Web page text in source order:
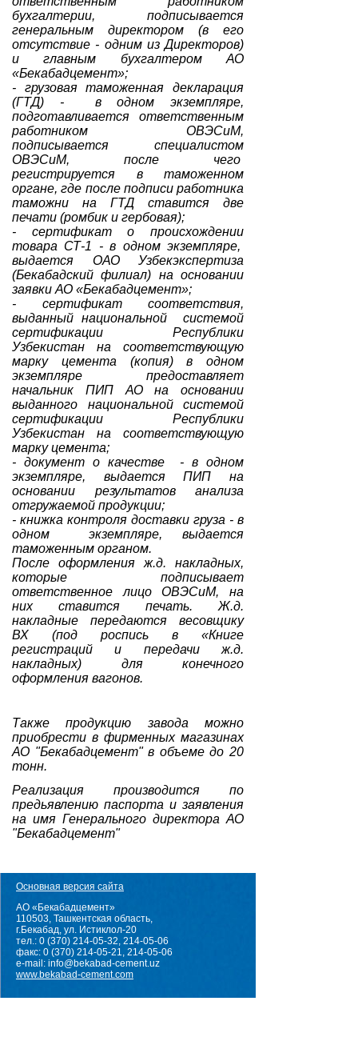
бухгалтерии, подписывается
генеральным директором (в его
отсутствие - одним из Директоров)
и главным бухгалтером АО
«Бекабадцемент»;
- грузовая таможенная декларация
(ГТД) - в одном экземпляре,
подготавливается ответственным
работником ОВЭСиМ,
подписывается специалистом
ОВЭСиМ, после чего
регистрируется в таможенном
органе, где после подписи работника
таможни на ГТД ставится две
печати (ромбик и гербовая);
- сертификат о происхождении
товара СТ-1 - в одном экземпляре,
выдается ОАО Узбекэкспертиза
(Бекабадский филиал) на основании
заявки АО «Бекабадцемент»;
- сертификат соответствия,
выданный национальной системой
сертификации Республики
Узбекистан на соответствующую
марку цемента (копия) в одном
экземпляре предоставляет
начальник ПИП АО на основании
выданного национальной системой
сертификации Республики
Узбекистан на соответствующую
марку цемента;
- документ о качестве - в одном
экземпляре, выдается ПИП на
основании результатов анализа
отгружаемой продукции;
- книжка контроля доставки груза - в
одном экземпляре, выдается
таможенным органом.
После оформления ж.д. накладных,
которые подписывает
ответственное лицо ОВЭСиМ, на
них ставится печать. Ж.д.
накладные передаются весовщику
ВХ (под роспись в «Книге
регистраций и передачи ж.д.
накладных) для конечного
оформления вагонов.
Также продукцию завода можно
приобрести в фирменных магазинах
АО "Бекабадцемент" в объеме до 20
тонн.
Реализация производится по
предьявлению паспорта и заявления
на имя Генерального директора АО
"Бекабадцемент"
Основная версия сайта
АО «Бекабадцемент»
110503, Ташкентская область,
г.Бекабад, ул. Истиклол-20
тел.: 0 (370) 214-05-32, 214-05-06
факс: 0 (370) 214-05-21, 214-05-06
e-mail: info@bekabad-cement.uz
www.bekabad-cement.com